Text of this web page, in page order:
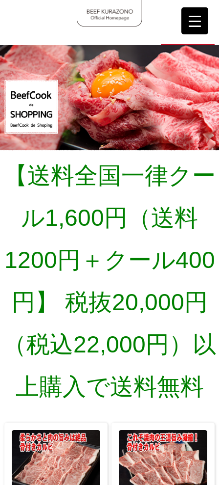
会員登録 カート 0
【送料全国一律クー
ル1,600円（送料
1200円＋クール400
円】 税抜20,000円
（税込22,000円）以
上購入で送料無料